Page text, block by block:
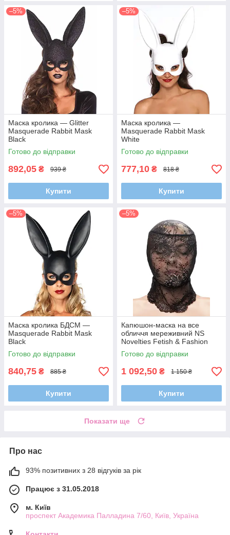
–5%
Маска кролика — Glitter
Masquerade Rabbit Mask
Black
Готово до відправки
892,05 ₴ 939 ₴
Купити
–5%
Маска кролика —
Masquerade Rabbit Mask
White
Готово до відправки
777,10 ₴ 818 ₴
Купити
–5%
Маска кролика БДСМ —
Masquerade Rabbit Mask
Black
Готово до відправки
840,75 ₴ 885 ₴
Купити
–5%
Капюшон-маска на все
обличчя мереживний NS
Novelties Fetish & Fashion
Lace Hood чорний
Готово до відправки
1 092,50 ₴ 1 150 ₴
Купити
Показати ще
Про нас
93% позитивних з 28 відгуків за рік
Працює з 31.05.2018
м. Київ
проспект Академика Палладина 7/60, Київ, Україна